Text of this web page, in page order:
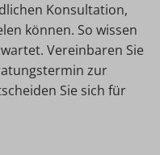
Konsultation,
können. So wissen
Vereinbaren Sie
zur
Sie sich für